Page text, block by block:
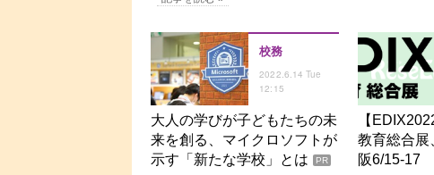
校務
2022.6.14 Tue
12:15
大人の学びが子どもたちの未
来を創る、マイクロソフトが
示す「新たな学校」とは
PR
【
教育総合展
阪6/15-17